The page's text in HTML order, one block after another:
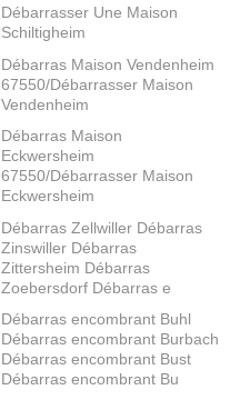
Débarrasser Une Maison
Schiltigheim
Débarras Maison Vendenheim
67550/Débarrasser Maison
Vendenheim
Débarras Maison
Eckwersheim
67550/Débarrasser Maison
Eckwersheim
Débarras Zellwiller Débarras
Zinswiller Débarras
Zittersheim Débarras
Zoebersdorf Débarras e
Débarras encombrant Buhl
Débarras encombrant Burbach
Débarras encombrant Bust
Débarras encombrant Bu